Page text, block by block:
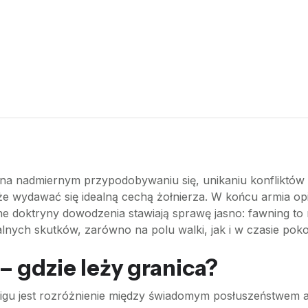
nadmiernym przypodobywaniu się, unikaniu
wydawać się idealną cechą żołnierza. W końcu armia
doktryny dowodzenia stawiają sprawę jasno: fawning
skutków, zarówno na polu walki, jak i w czasie
gdzie leży granica?
jest rozróżnienie między świadomym